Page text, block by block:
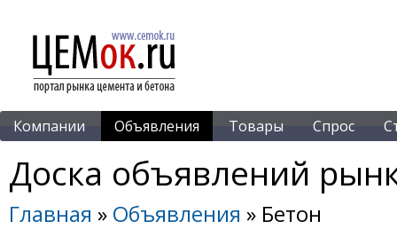
Компании Объявления Товары Спрос
Доска объявлений
Главная » Объявления » Бетон